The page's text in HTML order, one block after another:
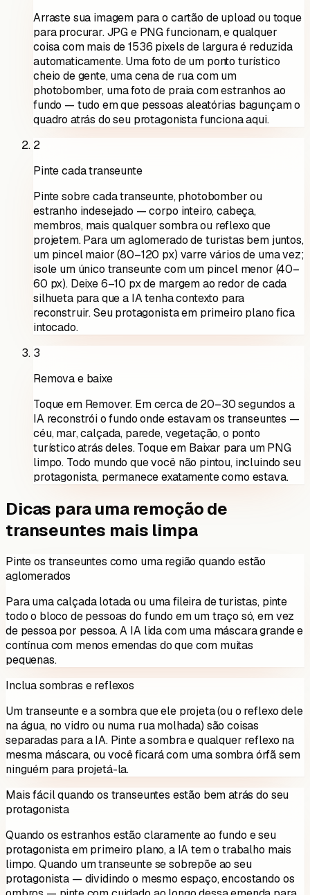
Arraste sua imagem para o cartão de upload ou toque
para procurar. JPG e PNG funcionam, e qualquer
coisa com mais de 1536 pixels de largura é reduzida
automaticamente. Uma foto de um ponto turístico
cheio de gente, uma cena de rua com um
photobomber, uma foto de praia com estranhos ao
fundo — tudo em que pessoas aleatórias bagunçam o
quadro atrás do seu protagonista funciona aqui.
2
Pinte cada transeunte
Pinte sobre cada transeunte, photobomber ou
estranho indesejado — corpo inteiro, cabeça,
membros, mais qualquer sombra ou reflexo que
projetem. Para um aglomerado de turistas bem juntos,
um pincel maior (80–120 px) varre vários de uma vez;
isole um único transeunte com um pincel menor (40–
60 px). Deixe 6–10 px de margem ao redor de cada
silhueta para que a IA tenha contexto para
reconstruir. Seu protagonista em primeiro plano fica
intocado.
3
Remova e baixe
Toque em Remover. Em cerca de 20–30 segundos a
IA reconstrói o fundo onde estavam os transeuntes —
céu, mar, calçada, parede, vegetação, o ponto
turístico atrás deles. Toque em Baixar para um PNG
limpo. Todo mundo que você não pintou, incluindo seu
protagonista, permanece exatamente como estava.
Dicas para uma remoção de
transeuntes mais limpa
Pinte os transeuntes como uma região quando estão
aglomerados
Para uma calçada lotada ou uma fileira de turistas, pinte
todo o bloco de pessoas do fundo em um traço só, em vez
de pessoa por pessoa. A IA lida com uma máscara grande e
contínua com menos emendas do que com muitas
pequenas.
Inclua sombras e reflexos
Um transeunte e a sombra que ele projeta (ou o reflexo dele
na água, no vidro ou numa rua molhada) são coisas
separadas para a IA. Pinte a sombra e qualquer reflexo na
mesma máscara, ou você ficará com uma sombra órfã sem
ninguém para projetá-la.
Mais fácil quando os transeuntes estão bem atrás do seu
protagonista
Quando os estranhos estão claramente ao fundo e seu
protagonista em primeiro plano, a IA tem o trabalho mais
limpo. Quando um transeunte se sobrepõe ao seu
protagonista — dividindo o mesmo espaço, encostando os